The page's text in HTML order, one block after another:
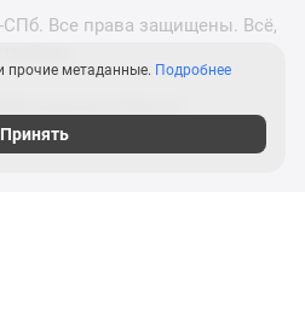
Все права защищены. Всё,
прочие метаданные. Подробнее
Принять